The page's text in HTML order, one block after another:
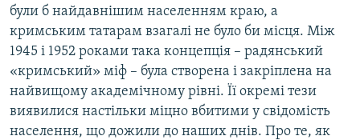
СПЕЦПРОЕКТИ
ДЕПОРТАЦІЯ
ВІДЕОУРОКИ «ELIFBE»
СВІДЧЕННЯ ОКУПАЦІЇ
УКРАЇНСЬКА ПРОБЛЕМА КРИМУ
ЯК ОБІЙТИ БЛОКУВАННЯ
Русский
Qırımtatar
були б найдавнішим населенням краю, а
кримським татарам взагалі не було би місця. Між
1945 і 1952 роками така концепція – радянський
«кримський» міф – була створена і закріплена на
найвищому академічному рівні. Її окремі тези
виявилися настільки міцно вбитими у свідомість
населення, що дожили до наших днів. Про те, як